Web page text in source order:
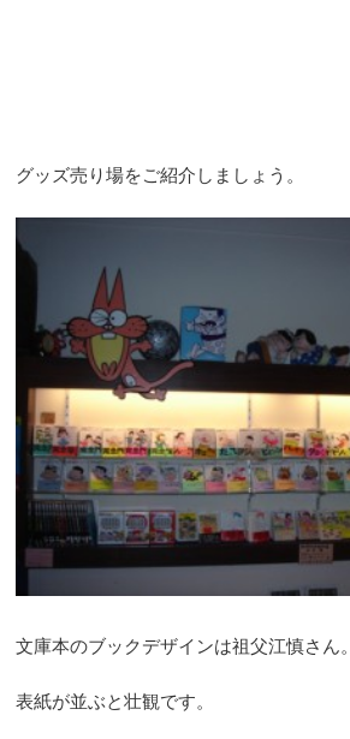
グッズ売り場をご紹介しましょう。
文庫本のブックデザインは祖父江慎さん。
表紙が並ぶと壮観です。